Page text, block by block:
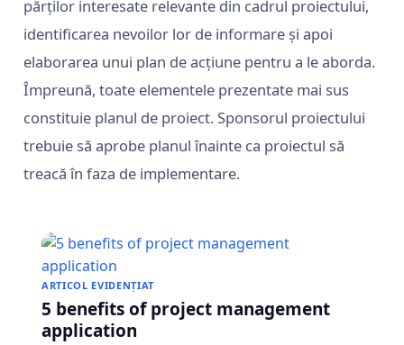
părților interesate relevante din cadrul proiectului,
identificarea nevoilor lor de informare și apoi
elaborarea unui plan de acțiune pentru a le aborda.
Împreună, toate elementele prezentate mai sus
constituie planul de proiect. Sponsorul proiectului
trebuie să aprobe planul înainte ca proiectul să
treacă în faza de implementare.
ARTICOL EVIDENȚIAT
5 benefits of project management
application